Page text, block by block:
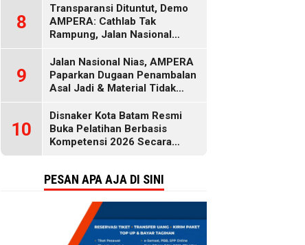
Gantikan Budi Gunawan
8
Transparansi Dituntut, Demo
AMPERA: Cathlab Tak
Rampung, Jalan Nasional
9
Jalan Nasional Nias, AMPERA
Paparkan Dugaan Penambalan
Asal Jadi & Material Tidak
10
Disnaker Kota Batam Resmi
Buka Pelatihan Berbasis
Kompetensi 2026 Secara
PESAN APA AJA DI SINI